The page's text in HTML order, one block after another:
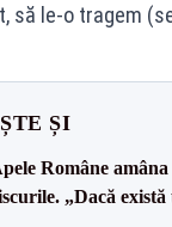
să le-o tragem
ȘI
Române
„Dacă